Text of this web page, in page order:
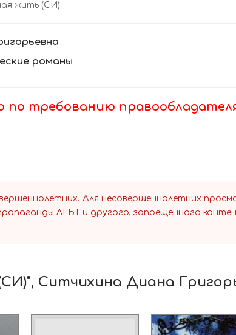
жить (СИ)
романы
по требованию
Для несовершеннолетних
ЛГБТ и другого, запрещенного
Ситчихина Диана